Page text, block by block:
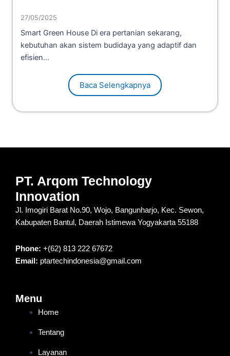
27/05/2025
Smart Green House Di era pertanian sekarang,
kebutuhan akan sistem budidaya yang adaptif dan
efisien...
Baca Selengkapnya
PT. Arqom Technology
Innovation
Jl. Imogiri Barat No.90, Wojo, Bangunharjo, Kec. Sewon,
Kabupaten Bantul, Daerah Istimewa Yogyakarta 55188
Phone: +(62) 813 222 67672
Email: ptartechindonesia@gmail.com
Menu
Home
Tentang
Layanan